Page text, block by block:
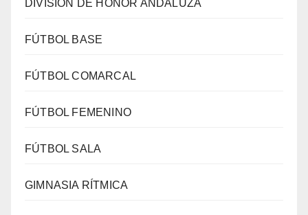
DIVISIÓN DE HONOR ANDALUZA
FÚTBOL BASE
FÚTBOL COMARCAL
FÚTBOL FEMENINO
FÚTBOL SALA
GIMNASIA RÍTMICA